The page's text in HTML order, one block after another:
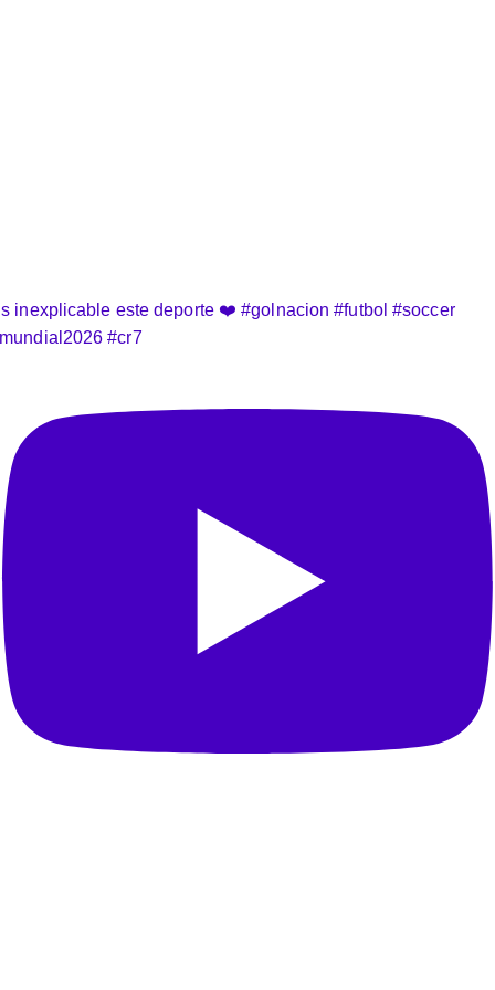
inexplicable este deporte ❤️ #golnacion #futbol #soccer
#cr7